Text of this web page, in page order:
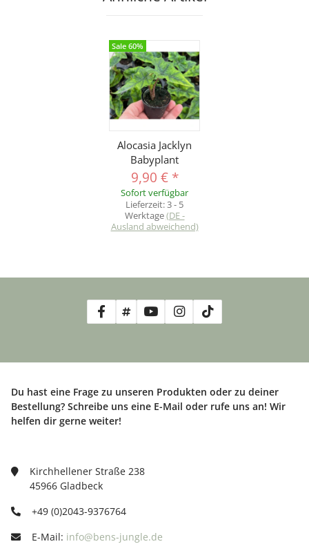
Sale 60%
Alocasia Jacklyn
Babyplant
9,90 € *
Sofort verfügbar
Lieferzeit:3 - 5
Werktage(DE -
Ausland abweichend)
Du hast eine Frage zu unseren Produkten oder zu deiner
Bestellung? Schreibe uns eine E-Mail oder rufe uns an! Wir
helfen dir gerne weiter!
Kirchhellener Straße 238
45966 Gladbeck
+49 (0)2043-9376764
E-Mail: info@bens-jungle.de